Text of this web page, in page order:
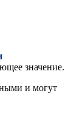
значение.
и могут